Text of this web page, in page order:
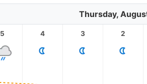
Thursday,
2
3
4
5